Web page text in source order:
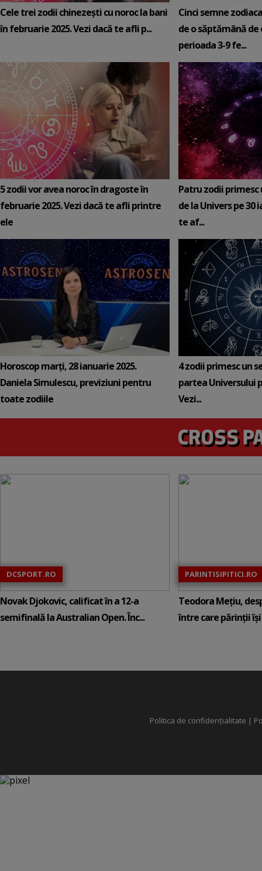
Cele trei zodii chinezești cu noroc la bani
în februarie 2025. Vezi dacă te afli p...
Cinci semne
de o săptămână de
perioada 3-9 fe...
5 zodii vor avea noroc în dragoste în
februarie 2025. Vezi dacă te afli printre
ele
Patru zodii primesc
de la Univers pe 30
te af...
Horoscop marți, 28 ianuarie 2025.
Daniela Simulescu, previziuni pentru
toate zodiile
4 zodii primesc un
partea Universului
Vezi...
DCSPORT.RO
Novak Djokovic, calificat în a 12-a
semifinală la Australian Open. Înc...
PARINTISIPITICI.RO
Teodora Mețiu,
între care părinții își
Politica de confidențialitate |